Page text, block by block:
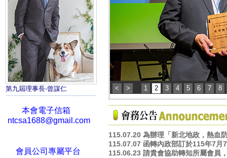
第九屆理事長-曾謀仁
本會電子信箱
ntcsa1688@gmail.com
會員公司專屬平台
< > 1 2 3 4 5 6 7 8
115.07.20 為辦理「新北地政，熱血
115.07.07 函轉內政部訂於115年7月
115.06.23 請貴會協助轉知所屬會員